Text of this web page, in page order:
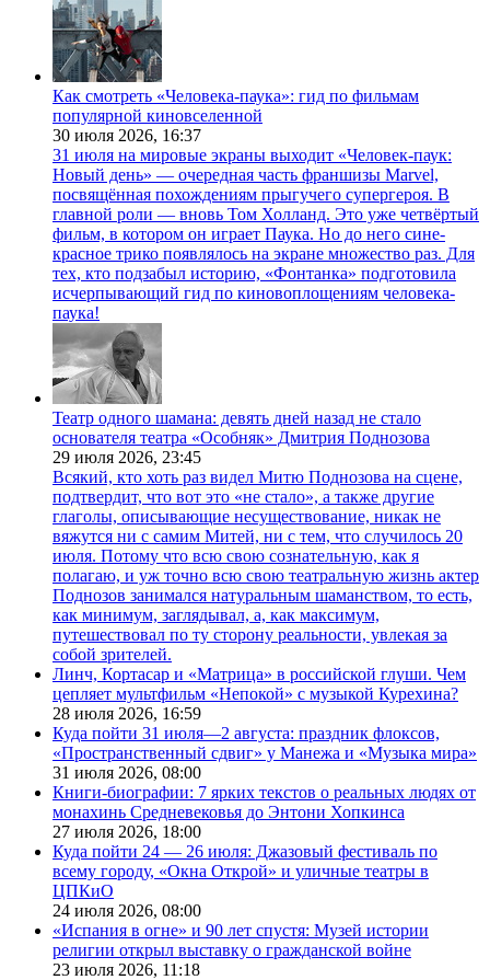
Как смотреть «Человека-паука»: гид по фильмам
популярной киновселенной
30 июля 2026, 16:37
31 июля на мировые экраны выходит «Человек-паук:
Новый день» — очередная часть франшизы Marvel,
посвящённая похождениям прыгучего супергероя. В
главной роли — вновь Том Холланд. Это уже четвёртый
фильм, в котором он играет Паука. Но до него сине-
красное трико появлялось на экране множество раз. Для
тех, кто подзабыл историю, «Фонтанка» подготовила
исчерпывающий гид по киновоплощениям человека-
паука!
Театр одного шамана: девять дней назад не стало
основателя театра «Особняк» Дмитрия Поднозова
29 июля 2026, 23:45
Всякий, кто хоть раз видел Митю Поднозова на сцене,
подтвердит, что вот это «не стало», а также другие
глаголы, описывающие несуществование, никак не
вяжутся ни с самим Митей, ни с тем, что случилось 20
июля. Потому что всю свою сознательную, как я
полагаю, и уж точно всю свою театральную жизнь актер
Поднозов занимался натуральным шаманством, то есть,
как минимум, заглядывал, а, как максимум,
путешествовал по ту сторону реальности, увлекая за
собой зрителей.
Линч, Кортасар и «Матрица» в российской глуши. Чем
цепляет мультфильм «Непокой» с музыкой Курехина?
28 июля 2026, 16:59
Куда пойти 31 июля—2 августа: праздник флоксов,
«Пространственный сдвиг» у Манежа и «Музыка мира»
31 июля 2026, 08:00
Книги-биографии: 7 ярких текстов о реальных людях от
монахинь Средневековья до Энтони Хопкинса
27 июля 2026, 18:00
Куда пойти 24 — 26 июля: Джазовый фестиваль по
всему городу, «Окна Открой» и уличные театры в
ЦПКиО
24 июля 2026, 08:00
«Испания в огне» и 90 лет спустя: Музей истории
религии открыл выставку о гражданской войне
23 июля 2026, 11:18